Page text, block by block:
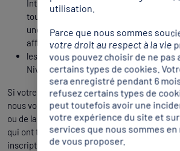
Internationale reconnue par le CIO
tournant international à leur carrière ou
une valorisation certaine à leur
affaires internationales ;
les athlètes membres de la
Niveau du CNOSF.
Si votre profil est éligible et que ce
nous vous invitons à vous rapprocher du ou
ou de la référent.e relations internationales
qui ont tous deux reçus les documents
inscription. Une fédération peut présenter
utilisation.
Parce que nous sommes
votre droit au respect à la vie
vous pouvez choisir de ne pas
certains types de cookies.
sera enregistré pendant 6
refusez certains types de
peut toutefois avoir une
votre expérience du site et
services que nous sommes en
de vous proposer.